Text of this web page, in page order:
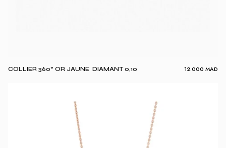
COLLIER 360° OR JAUNE DIAMANT 0,10 12.000 MAD